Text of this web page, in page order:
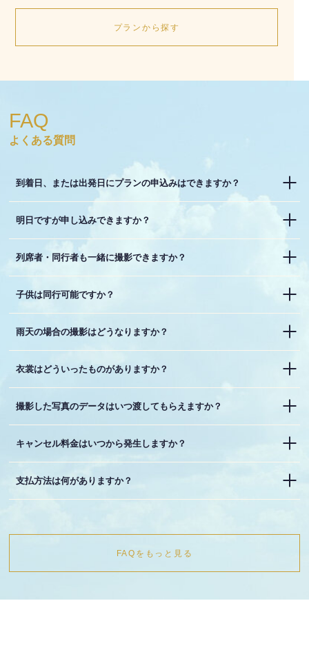
プランから探す
FAQ
よくある質問
到着日、または出発日にプランの申込みはできますか？
明日ですが申し込みできますか？
列席者・同行者も一緒に撮影できますか？
子供は同行可能ですか？
雨天の場合の撮影はどうなりますか？
衣裳はどういったものがありますか？
撮影した写真のデータはいつ渡してもらえますか？
キャンセル料金はいつから発生しますか？
支払方法は何がありますか？
FAQをもっと見る